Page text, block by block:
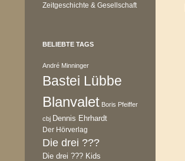
Zeitgeschichte & Gesellschaft
BELIEBTE TAGS
André Minninger
Bastei Lübbe
Blanvalet Boris Pfeiffer
cbj Dennis Ehrhardt
Der Hörverlag
Die drei ???
Die drei ??? Kids